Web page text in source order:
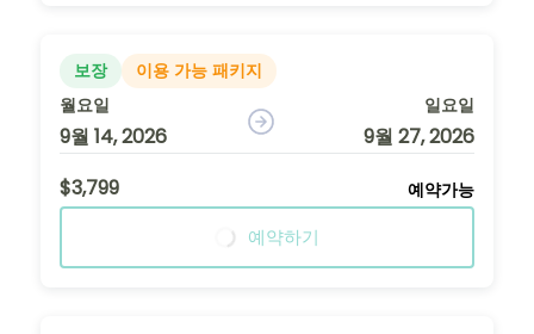
보장
이용 가능 패키지
월요일
9월 14, 2026
일요일
9월 27, 2026
$3,799
예약가능
예약하기